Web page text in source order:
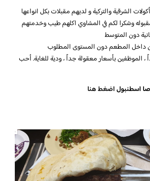
الشرقية والتركية و لديهم مقبلات بكل انواعها
وشكرا لكم في المشاوي اكلهم طيب وخدمتهم
دون المتوسط
داخل المطعم دون المستوى المطلوب
، الموظفين بأسعار معقولة جداً ، ودية للغاية. أحب
اسطنبولاضغط هنا